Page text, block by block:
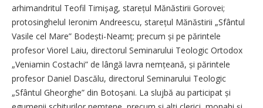
arhimandritul Teofil Timișag, starețul Mănăstirii Gorovei;
protosinghelul Ieronim Andreescu, starețul Mănăstirii „Sfântul
Vasile cel Mare” Bodești-Neamț; precum și pe părintele
profesor Viorel Laiu, directorul Seminarului Teologic Ortodox
„Veniamin Costachi” de lângă lavra nem­țeană, și părintele
profesor Daniel Dascălu, directorul Seminarului Teologic
„Sfântul Gheor­ghe” din Botoșani. La slujbă au participat și